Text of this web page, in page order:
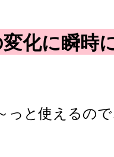
変化に瞬
っと使えるの